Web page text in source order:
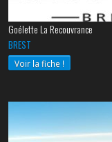
Goélette La Recouvrance
BREST
Voir la fiche !